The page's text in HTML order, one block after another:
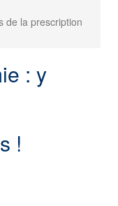
de la prescription
: y
!